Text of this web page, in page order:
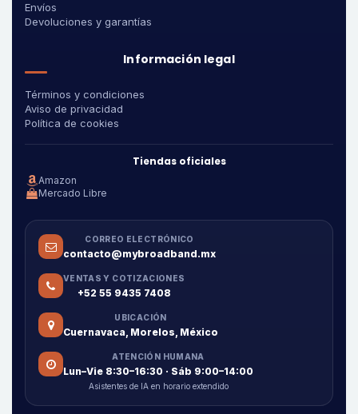
Envíos
Devoluciones y garantías
Información legal
Términos y condiciones
Aviso de privacidad
Política de cookies
Tiendas oficiales
Amazon
Mercado Libre
CORREO ELECTRÓNICO
contacto@mybroadband.mx
VENTAS Y COTIZACIONES
+52 55 9435 7408
UBICACIÓN
Cuernavaca, Morelos, México
ATENCIÓN HUMANA
Lun–Vie 8:30–16:30 · Sáb 9:00–14:00
Asistentes de IA en horario extendido